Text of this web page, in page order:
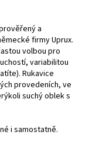
a
firmy Uprux.
volbou pro
variabilitou
Rukavice
provedeních, ve
suchý oblek s
i samostatně.